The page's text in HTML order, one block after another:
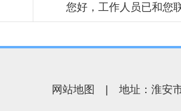
您好，工作人员已和您
网站地图 | 地址：淮安